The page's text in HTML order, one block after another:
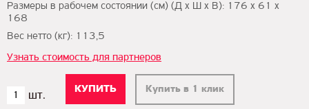
Размеры в рабочем состоянии (см) (Д х Ш х В): 176 х 61 х
168
Вес нетто (кг): 113,5
Узнать стоимость для партнеров
Купить в 1 клик